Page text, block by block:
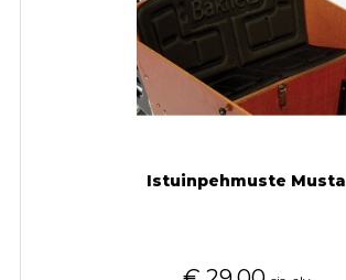
Istuinpehmuste Musta